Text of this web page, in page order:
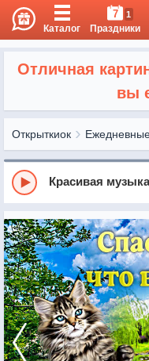
Каталог
7 1
Праздники
Отличная
вы
Открыткиок
Красивая музыка